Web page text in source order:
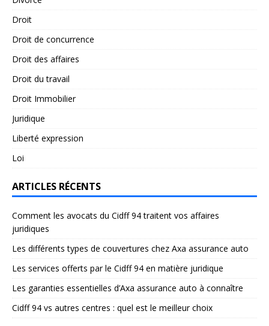
Droit
Droit de concurrence
Droit des affaires
Droit du travail
Droit Immobilier
Juridique
Liberté expression
Loi
ARTICLES RÉCENTS
Comment les avocats du Cidff 94 traitent vos affaires
juridiques
Les différents types de couvertures chez Axa assurance auto
Les services offerts par le Cidff 94 en matière juridique
Les garanties essentielles d’Axa assurance auto à connaître
Cidff 94 vs autres centres : quel est le meilleur choix